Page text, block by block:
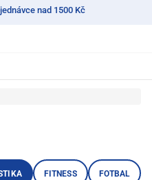
nad 1500 Kč
FITNESS FOTBAL